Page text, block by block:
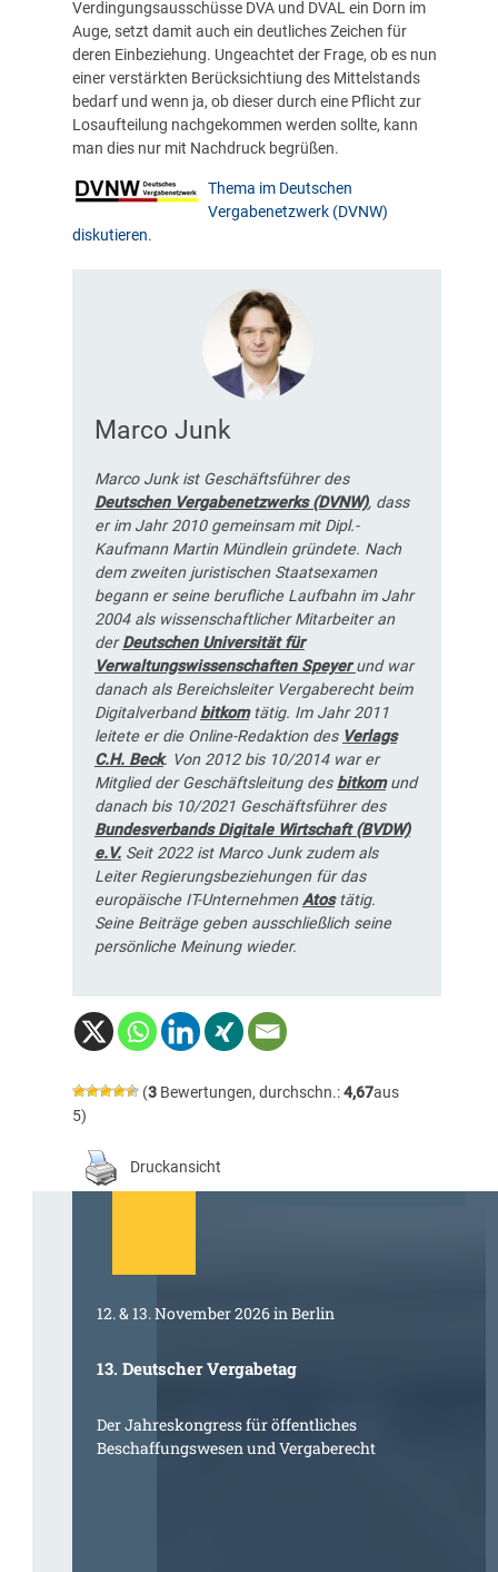
Verdingungsausschüsse DVA und DVAL ein Dorn im
Auge, setzt damit auch ein deutliches Zeichen für
deren Einbeziehung. Ungeachtet der Frage, ob es nun
einer verstärkten Berücksichtiung des Mittelstands
bedarf und wenn ja, ob dieser durch eine Pflicht zur
Losaufteilung nachgekommen werden sollte, kann
man dies nur mit Nachdruck begrüßen.
Thema im Deutschen
Vergabenetzwerk (DVNW)
diskutieren.
Marco Junk
Marco Junk ist Geschäftsführer des
Deutschen Vergabenetzwerks (DVNW), dass
er im Jahr 2010 gemeinsam mit Dipl.-
Kaufmann Martin Mündlein gründete. Nach
dem zweiten juristischen Staatsexamen
begann er seine berufliche Laufbahn im Jahr
2004 als wissenschaftlicher Mitarbeiter an
derDeutschen Universität für
Verwaltungswissenschaften Speyerund war
danach als Bereichsleiter Vergaberecht beim
Digitalverbandbitkomtätig. Im Jahr 2011
leitete er die Online-Redaktion des Verlags
C.H. Beck. Von 2012 bis 10/2014 war er
Mitglied der Geschäftsleitung des bitkomund
danach bis 10/2021 Geschäftsführer des
Bundesverbands Digitale Wirtschaft (BVDW)
e.V.Seit 2022 ist Marco Junk zudem als
Leiter Regierungsbeziehungen für das
europäische IT-UnternehmenAtostätig.
Seine Beiträge geben ausschließlich seine
persönliche Meinung wieder.
(3Bewertungen, durchschn.:4,67aus
5)
Druckansicht
12. & 13. November 2026 in Berlin
13. Deutscher Vergabetag
Der Jahreskongress für öffentliches
Beschaffungswesen und Vergaberecht